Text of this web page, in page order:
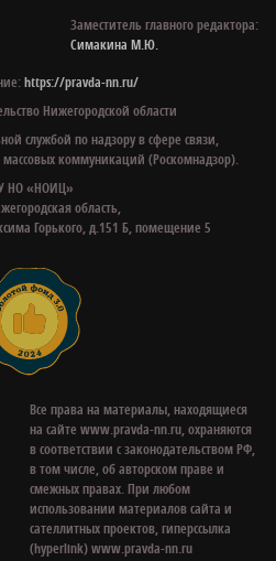
Заместитель главного редактора:
Симакина М.Ю.
https://pravda-nn.ru/
Нижегородской области
службой по надзору в сфере связи,
коммуникаций (Роскомнадзор).
НО «НОИЦ»
область,
Горького, д.151 Б, помещение 5
Все права на материалы, находящиеся
на сайте www.pravda-nn.ru, охраняются
в соответствии с законодательством РФ,
в том числе, об авторском праве и
смежных правах. При любом
использовании материалов сайта и
сателлитных проектов, гиперссылка
(hyperlink) www.pravda-nn.ru